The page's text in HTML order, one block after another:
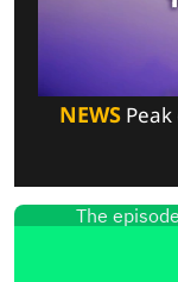
NEWSPeak